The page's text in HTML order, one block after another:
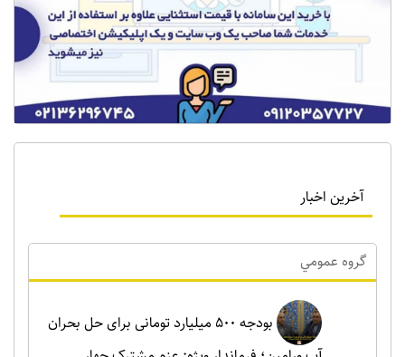
آخرین اخبار
گروه عمومي
بودجه ۵۰۰ میلیارد تومانی برای حل بحران